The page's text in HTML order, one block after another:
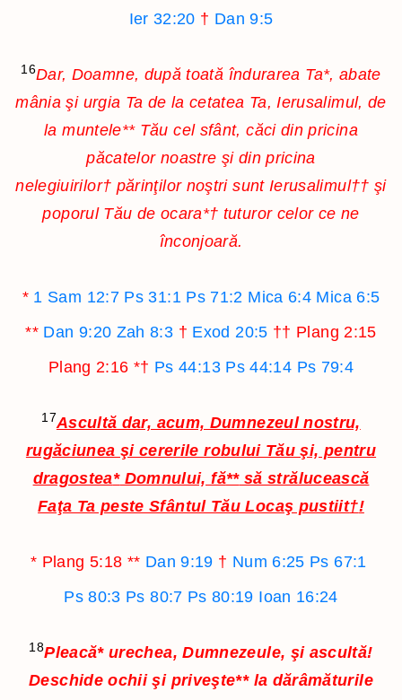
Ier 32:20 † Dan 9:5
16Dar, Doamne, după toată îndurarea Ta*, abate
mânia şi urgia Ta de la cetatea Ta, Ierusalimul, de
la muntele**Tău cel sfânt, căci din pricina
păcatelor noastre şi din pricina
nelegiuirilor† părinţilor noştri sunt Ierusalimul†† şi
poporul Tău de ocara*† tuturor celor ce ne
înconjoară.
* 1 Sam 12:7 Ps 31:1 Ps 71:2 Mica 6:4 Mica 6:5
** Dan 9:20 Zah 8:3 † Exod 20:5 †† Plang 2:15
Plang 2:16 *† Ps 44:13 Ps 44:14 Ps 79:4
17Ascultă dar, acum, Dumnezeul nostru,
rugăciunea şi cererile robului Tău şi, pentru
dragostea*Domnului, fă**să strălucească
Faţa Ta peste Sfântul Tău Locaş pustiit†!
* Plang 5:18 ** Dan 9:19 † Num 6:25 Ps 67:1
Ps 80:3 Ps 80:7 Ps 80:19 Ioan 16:24
18Pleacă*urechea, Dumnezeule, şi ascultă!
Deschide ochii şi priveşte**la dărâmăturile